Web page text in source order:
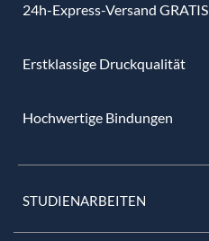
24h-Express-Versand GRATIS
Erstklassige Druckqualität
Hochwertige Bindungen
STUDIENARBEITEN